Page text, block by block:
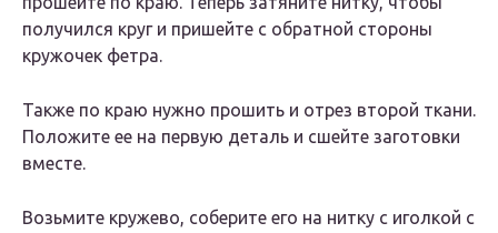
получился круг и пришейте с обратной стороны
кружочек фетра.
Также по краю нужно прошить и отрез второй ткани.
Положите ее на первую деталь и сшейте заготовки
вместе.
Возьмите кружево, соберите его на нитку с иголкой с